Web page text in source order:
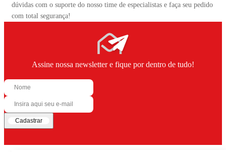
dúvidas com o suporte do nosso time de especialistas e faça seu pedido
com total segurança!
Assine nossa newsletter e fique por dentro de tudo!
Cadastrar